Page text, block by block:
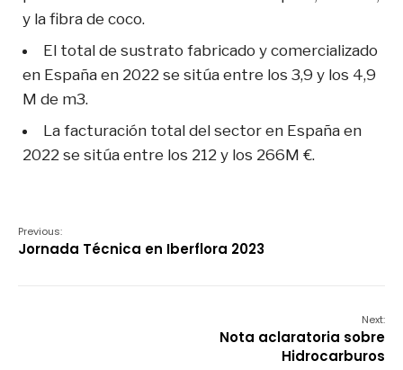
y la fibra de coco.
El total de sustrato fabricado y comercializado
en España en 2022 se sitúa entre los 3,9 y los 4,9
M de m3.
La facturación total del sector en España en
2022 se sitúa entre los 212 y los 266M €.
Previous:
Jornada Técnica en Iberflora 2023
Next:
Nota aclaratoria sobre
Hidrocarburos